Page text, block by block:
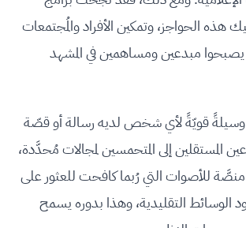
هذه الحواجز، وتمكين الأفراد والمُجتمعات
مبدعين ومساهمين في المشهد
قويّةً لأي شخص لديه رسالة أو قصّة
المستقلين إلى المتحمسين لمجالات مُحدَّدة،
للأصوات التي رُبما كافحت للعثور على
التقليدية، وهذا بدوره يسمح